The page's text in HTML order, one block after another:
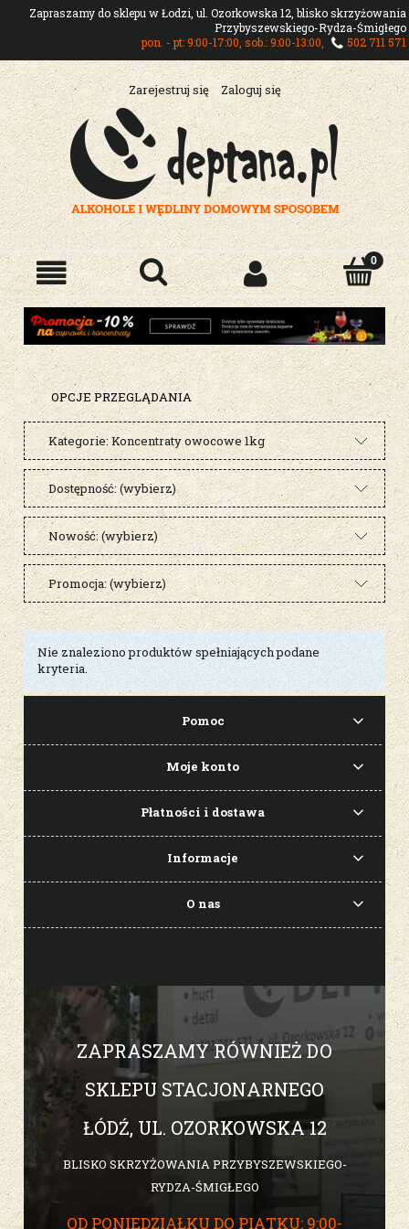
Zapraszamy do sklepu w Łodzi, ul. Ozorkowska 12, blisko skrzyżowania
Przybyszewskiego-Rydza-Śmigłego
pon. - pt: 9:00-17:00, sob.: 9:00-13:00,
502 711 571
Zarejestruj się Zaloguj się
OPCJE PRZEGLĄDANIA
Kategorie: Koncentraty owocowe 1kg
Dostępność: (wybierz)
Nowość: (wybierz)
Promocja: (wybierz)
Nie znaleziono produktów spełniających podane
kryteria.
Pomoc
Moje konto
Płatności i dostawa
Informacje
O nas
ZAPRASZAMY RÓWNIEŻ DO
SKLEPU STACJONARNEGO
ŁÓDŹ, UL. OZORKOWSKA 12
BLISKO SKRZYŻOWANIA PRZYBYSZEWSKIEGO-
RYDZA-ŚMIGŁEGO
OD PONIEDZIAŁKU DO PIĄTKU: 9:00-